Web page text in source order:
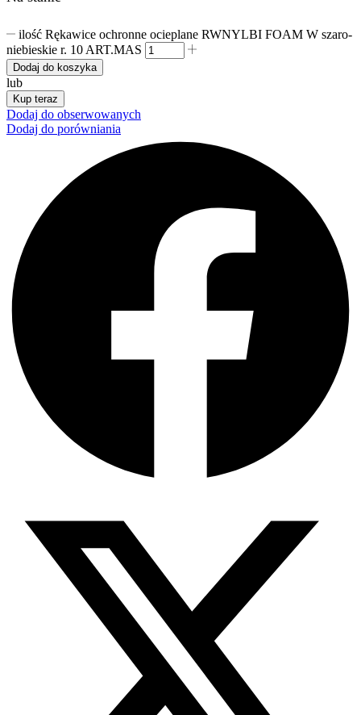
ilość Rękawice ochronne ocieplane RWNYLBI FOAM W szaro-
niebieskie r. 10 ART.MAS
Dodaj do koszyka
lub
Kup teraz
Dodaj do obserwowanych
Dodaj do porówniania